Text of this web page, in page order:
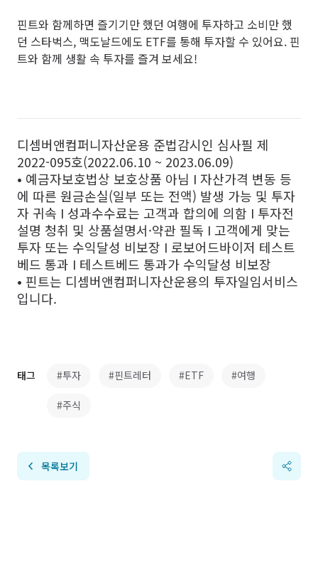
핀트와 함께하면 즐기기만 했던 여행에 투자하고 소비만 했
던 스타벅스, 맥도날드에도 ETF를 통해 투자할 수 있어요. 핀
트와 함께 생활 속 투자를 즐겨 보세요!
디셈버앤컴퍼니자산운용 준법감시인 심사필 제
2022-095호(2022.06.10 ~ 2023.06.09)
• 예금자보호법상 보호상품 아님 I 자산가격 변동 등
에 따른 원금손실(일부 또는 전액) 발생 가능 및 투자
자 귀속 I 성과수수료는 고객과 합의에 의함 I 투자전
설명 청취 및 상품설명서·약관 필독 I 고객에게 맞는
투자 또는 수익달성 비보장 I 로보어드바이저 테스트
베드 통과 I 테스트베드 통과가 수익달성 비보장
• 핀트는 디셈버앤컴퍼니자산운용의 투자일임서비스
입니다.
태그 #투자 #핀트레터 #ETF #여행
#주식
목록보기